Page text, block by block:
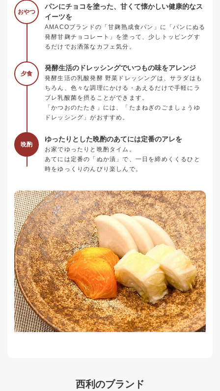
おやつ
パンにチョコを塗った、甘くて懐かしい健康的なス
イーツを
AMACOブランドの「甘麹熟成食パン」に「パンにぬる
発酵甘麹チョコレート」を塗って、少しトッピングす
るだけでお洒落なカフェ気分。
夕食
発酵生活のドレッシングでいつもの味をアレンジ
発酵生活の乳酸発酵 野菜ドレッシングは、サラダはも
ちろん、色々な調理にかける・あえるだけで手軽にラ
ブレ乳酸菌を摂ることができます。
「かつおのたたき」には、「たまねぎのごましょうゆ
ドレッシング」がおすすめ。
晩酌
ゆったりとした晩酌のあてには定番のアレを
お家でゆったりと晩酌タイム。
あてには定番の「ぬか漬」で、一日を締めくくるひと
時をゆっくりのんびり楽しんで。
西利のブランド